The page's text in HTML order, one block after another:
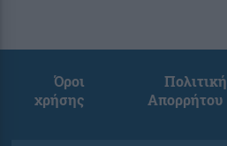
Όροι
χρήσης
Πολιτική
Απορρήτου